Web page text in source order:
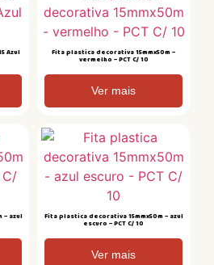
Azul Fita plastica decorativa 15mmx50m –
vermelho – PCT C/ 10
Ver mais
– azul Fita plastica decorativa 15mmx50m – azul
escuro – PCT C/ 10
Ver mais